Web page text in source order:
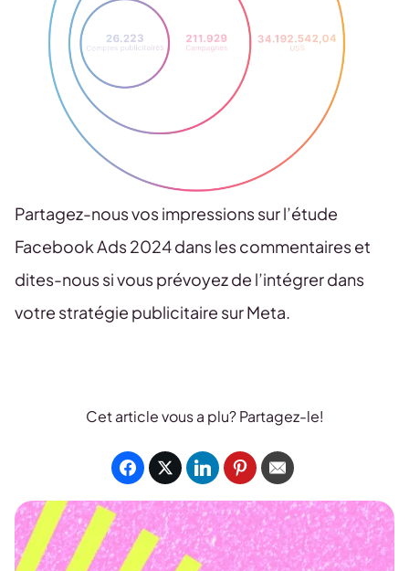
Partagez-nous vos impressions sur l’étude
Facebook Ads 2024 dans les commentaires et
dites-nous si vous prévoyez de l’intégrer dans
votre stratégie publicitaire sur Meta.
Cet article vous a plu? Partagez-le!